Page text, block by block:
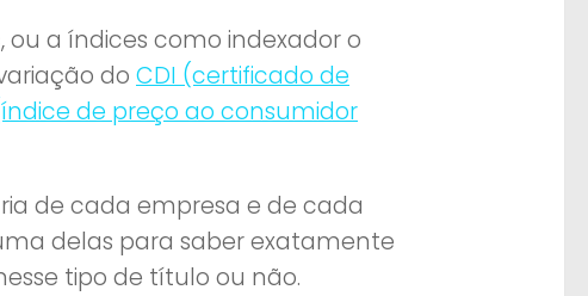
a índices como indexador o
do CDI (certificado de
de preço ao consumidor
de cada empresa e de cada
delas para saber exatamente
tipo de título ou não.